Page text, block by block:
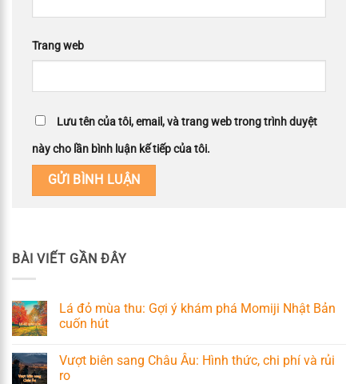
Trang web
Lưu tên của tôi, email, và trang web trong trình duyệt
này cho lần bình luận kế tiếp của tôi.
BÀI VIẾT GẦN ĐÂY
Lá đỏ mùa thu: Gợi ý khám phá Momiji Nhật Bản
cuốn hút
Vượt biên sang Châu Âu: Hình thức, chi phí và rủi
ro